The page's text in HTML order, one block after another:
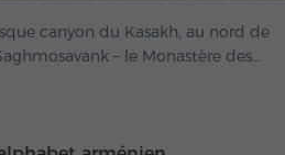
canyon du Kasakh, au nord de
– le Monastère des
même résonne comme une prière.